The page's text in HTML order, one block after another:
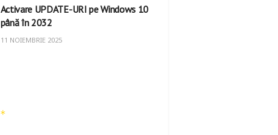
Activare UPDATE-URI pe Windows 10
până în 2032
11 NOIEMBRIE 2025
*